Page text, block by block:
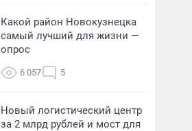
Какой район Новокузнецка
самый лучший для жизни —
опрос
6 057 5
Новый логистический центр
за 2 млрд рублей и мост для